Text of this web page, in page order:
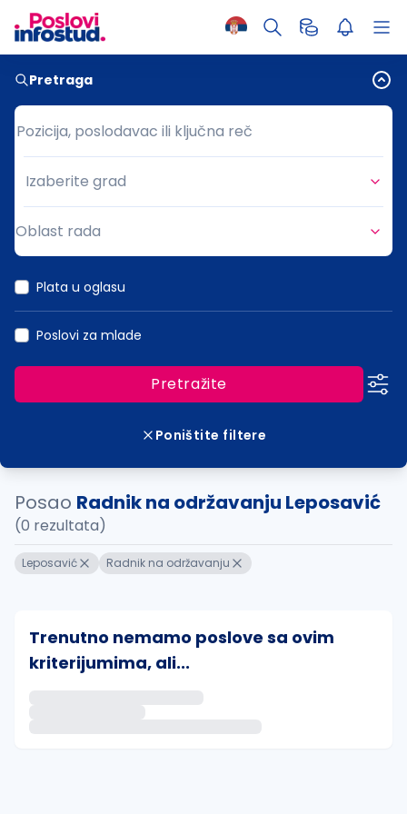
Pretraga
Pozicija, poslodavac ili ključna reč
Pozicija, poslodavac ili ključna reč
Grad
Izaberite grad
Oblast rada
Plata u oglasu
Poslovi za mlade
Pretražite
Poništite filtere
Posao Radnik na održavanju Leposavić
(0 rezultata)
Leposavić Radnik na održavanju
Trenutno nemamo poslove sa ovim
kriterijumima, ali...